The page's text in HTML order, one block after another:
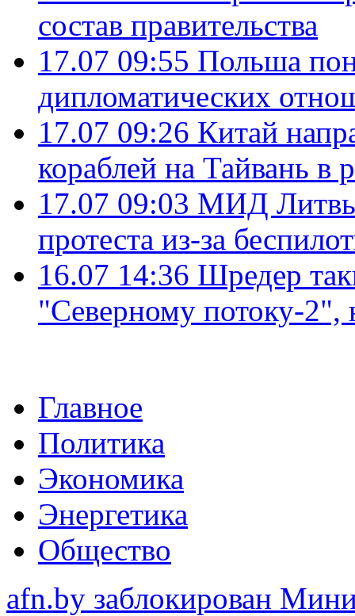
состав правительства
17.07 09:55 Польша
дипломатических
17.07 09:26 Китай
кораблей на Тайвань в
17.07 09:03 МИД Литвы
протеста из-за
16.07 14:36 Шредер
"Северному потоку-2",
Главное
Политика
Экономика
Энергетика
Общество
afn.by заблокирован